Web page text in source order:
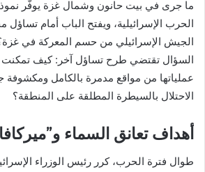
ما جرى في بيت حانون وشمال غزة يوفّر
الحرب الإسرائيلية، ويفتح الباب أمام
الجيش الإسرائيلي من حسم المعركة في غزة؟
السؤال تقتضي طرح تساؤل آخر: كيف تمكنت
عملياتها من مواقع مدمرة بالكامل ومكشوفة
الاحتلال بالسيطرة المطلقة على المنطقة؟
أهداف تعانق السماء
طوال فترة الحرب، كرر رئيس الوزراء